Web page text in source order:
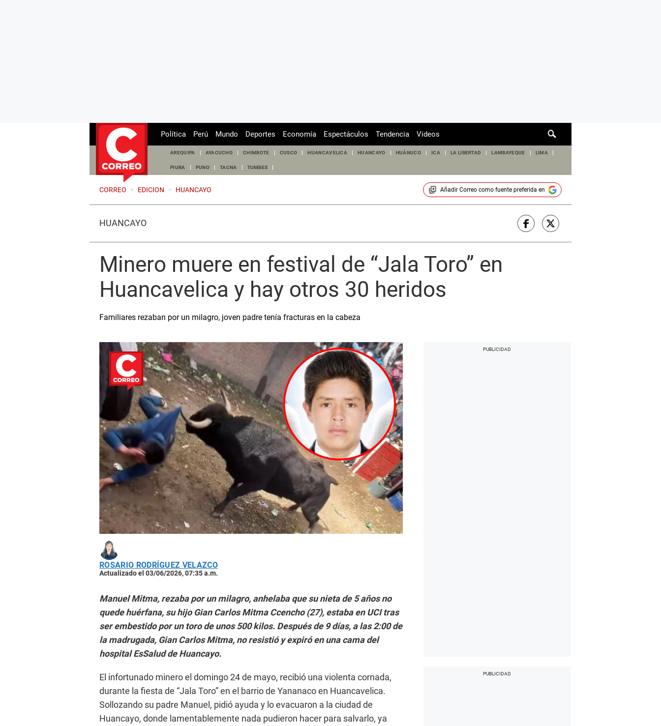
de
Política Perú Mundo Deportes Economía Espectáculos Tendencia Videos
AREQUIPA AYACUCHO CHIMBOTE CUSCO HUANCAVELICA HUANCAYO HUÁNUCO ICA LA LIBERTAD LAMBAYEQUE LIMA
PIURA PUNO TACNA TUMBES
CORREO > EDICION > HUANCAYO Añadir Correocomo fuente preferida en
HUANCAYO
Minero muere en festival de “Jala Toro” en
Huancavelica y hay otros 30 heridos
Familiares rezaban por un milagro, joven padre tenía fracturas en la cabeza
ROSARIO RODRÍGUEZ VELAZCO
Actualizado el 03/06/2026, 07:35 a.m.
Manuel Mitma, rezaba por un milagro, anhelaba que su nieta de 5 años no
quede huérfana, su hijo Gian Carlos Mitma Ccencho (27), estaba en UCI tras
ser embestido por un toro de unos 500 kilos. Después de 9 días, a las 2:00 de
la madrugada, Gian Carlos Mitma, no resistió y expiró en una cama del
hospital EsSalud de Huancayo.
El infortunado minero el domingo 24 de mayo, recibió una violenta cornada,
durante la fiesta de “Jala Toro” en el barrio de Yananaco en Huancavelica.
Sollozando su padre Manuel, pidió ayuda y lo evacuaron a la ciudad de
Huancayo, donde lamentablemente nada pudieron hacer para salvarlo, ya